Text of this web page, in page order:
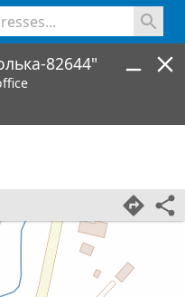
82644"